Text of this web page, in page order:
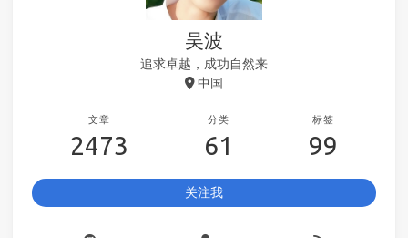
吴波
追求卓越，成功自然来
中国
文章
2473
分类
61
标签
99
关注我